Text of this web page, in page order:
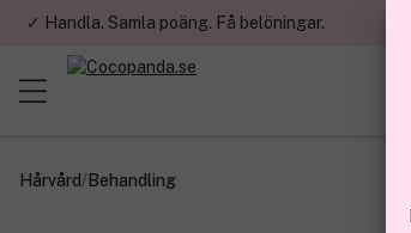
✓ Handla. Samla poäng. Få belöningar.
Hårvård/Behandling